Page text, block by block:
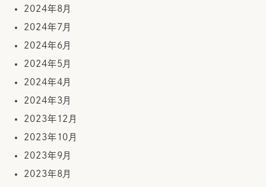
2024年8月
2024年7月
2024年6月
2024年5月
2024年4月
2024年3月
2023年12月
2023年10月
2023年9月
2023年8月